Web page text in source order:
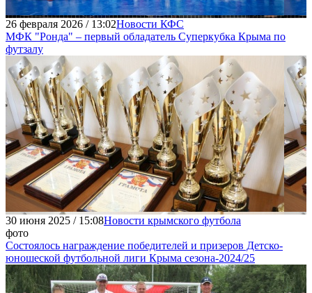
26 февраля 2026 / 13:02Новости КФС
МФК "Ронда" – первый обладатель Суперкубка Крыма по
футзалу
30 июня 2025 / 15:08Новости крымского футбола
фото
Состоялось награждение победителей и призеров Детско-
юношеской футбольной лиги Крыма сезона-2024/25